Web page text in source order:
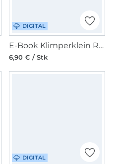
DIGITAL
E-Book Klimperklein Raglankleid
6,90 € / Stk
DIGITAL